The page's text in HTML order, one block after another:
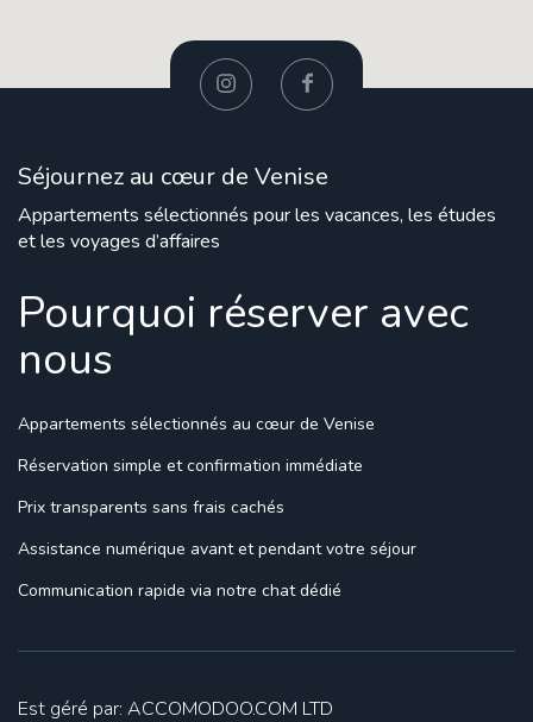
Séjournez au cœur de Venise
Appartements sélectionnés pour les vacances, les études
et les voyages d’affaires
Pourquoi réserver avec
nous
Appartements sélectionnés au cœur de Venise
Réservation simple et confirmation immédiate
Prix transparents sans frais cachés
Assistance numérique avant et pendant votre séjour
Communication rapide via notre chat dédié
Est géré par: ACCOMODOO.COM LTD